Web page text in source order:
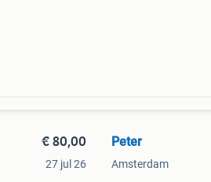
€ 80,00
27 jul 26
Peter
Amsterdam